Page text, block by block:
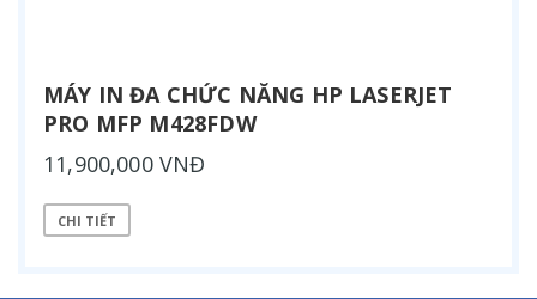
MÁY IN ĐA CHỨC NĂNG HP LASERJET
PRO MFP M428FDW
11,900,000 VNĐ
CHI TIẾT